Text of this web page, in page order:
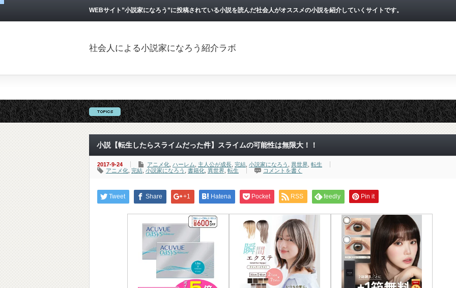
WEBサイト”小説家になろう”に投稿されている小説を読んだ社会人がオススメの小説を紹介していくサイトです。
社会人による小説家になろう紹介ラボ
小説【転生したらスライムだった件】スライムの可能性は無限大！！
2017-9-24 アニメ化 ハーレム 主人公が成長 完結 小説家になろう 異世界 転生
アニメ化 完結 小説家になろう 書籍化 異世界 転生 コメントを書く
Tweet Share +1 Hatena Pocket RSS feedly Pin it